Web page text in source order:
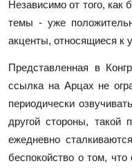
Независимо от того, как
темы - уже
акценты, относящиеся к
Представленная в
ссылка на Арцах не
периодически
другой стороны, такой
ежедневно
беспокойство о том,